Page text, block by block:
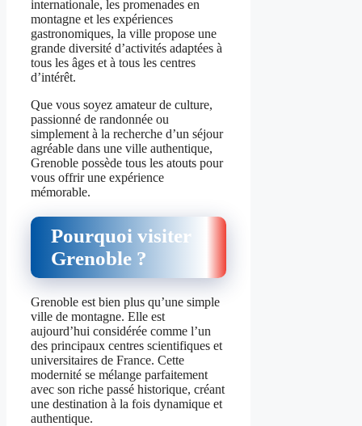
internationale, les promenades en
montagne et les expériences
gastronomiques, la ville propose une
grande diversité d’activités adaptées à
tous les âges et à tous les centres
d’intérêt.
Que vous soyez amateur de culture,
passionné de randonnée ou
simplement à la recherche d’un séjour
agréable dans une ville authentique,
Grenoble possède tous les atouts pour
vous offrir une expérience
mémorable.
Pourquoi visiter
Grenoble ?
Grenoble est bien plus qu’une simple
ville de montagne. Elle est
aujourd’hui considérée comme l’un
des principaux centres scientifiques et
universitaires de France. Cette
modernité se mélange parfaitement
avec son riche passé historique, créant
une destination à la fois dynamique et
authentique.